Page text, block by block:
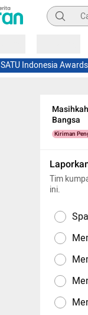
SATU Indonesia Awards
Bangsa
Kiriman
Tim
ini.